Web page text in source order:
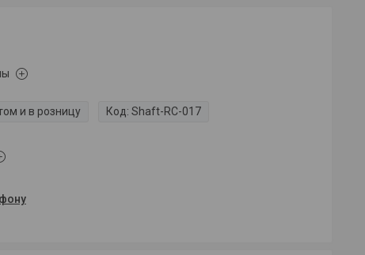
и в розницу Код: Shaft-RC-017